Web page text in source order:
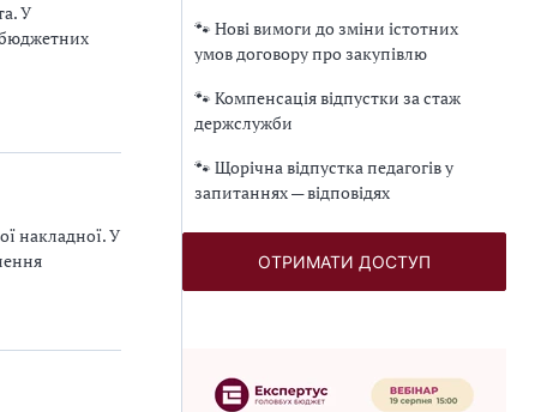
У
бюджетних
накладної. У
🐾 Нові вимоги до зміни істотних
умов договору про закупівлю
🐾 Компенсація відпустки за стаж
держслужби
🐾 Щорічна відпустка педагогів у
запитаннях — відповідях
ОТРИМАТИ ДОСТУП